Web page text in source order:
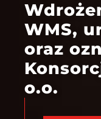
WMS,
oraz
o.o.